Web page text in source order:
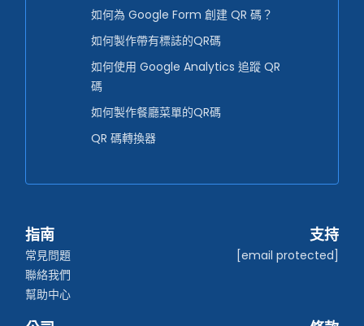
如何為 Google Form 創建 QR 碼？
如何製作帶有標誌的QR碼
如何使用 Google Analytics 追蹤 QR
碼
如何製作餐廳菜單的QR碼
QR 碼轉換器
指南
常見問題
聯絡我們
幫助中心
支持
[email protected]